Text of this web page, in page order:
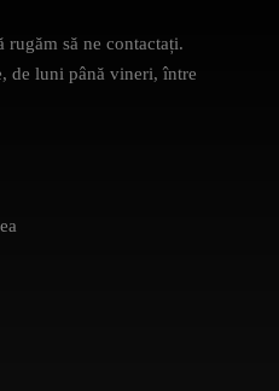
rugăm să ne contactați.
de luni până vineri, între